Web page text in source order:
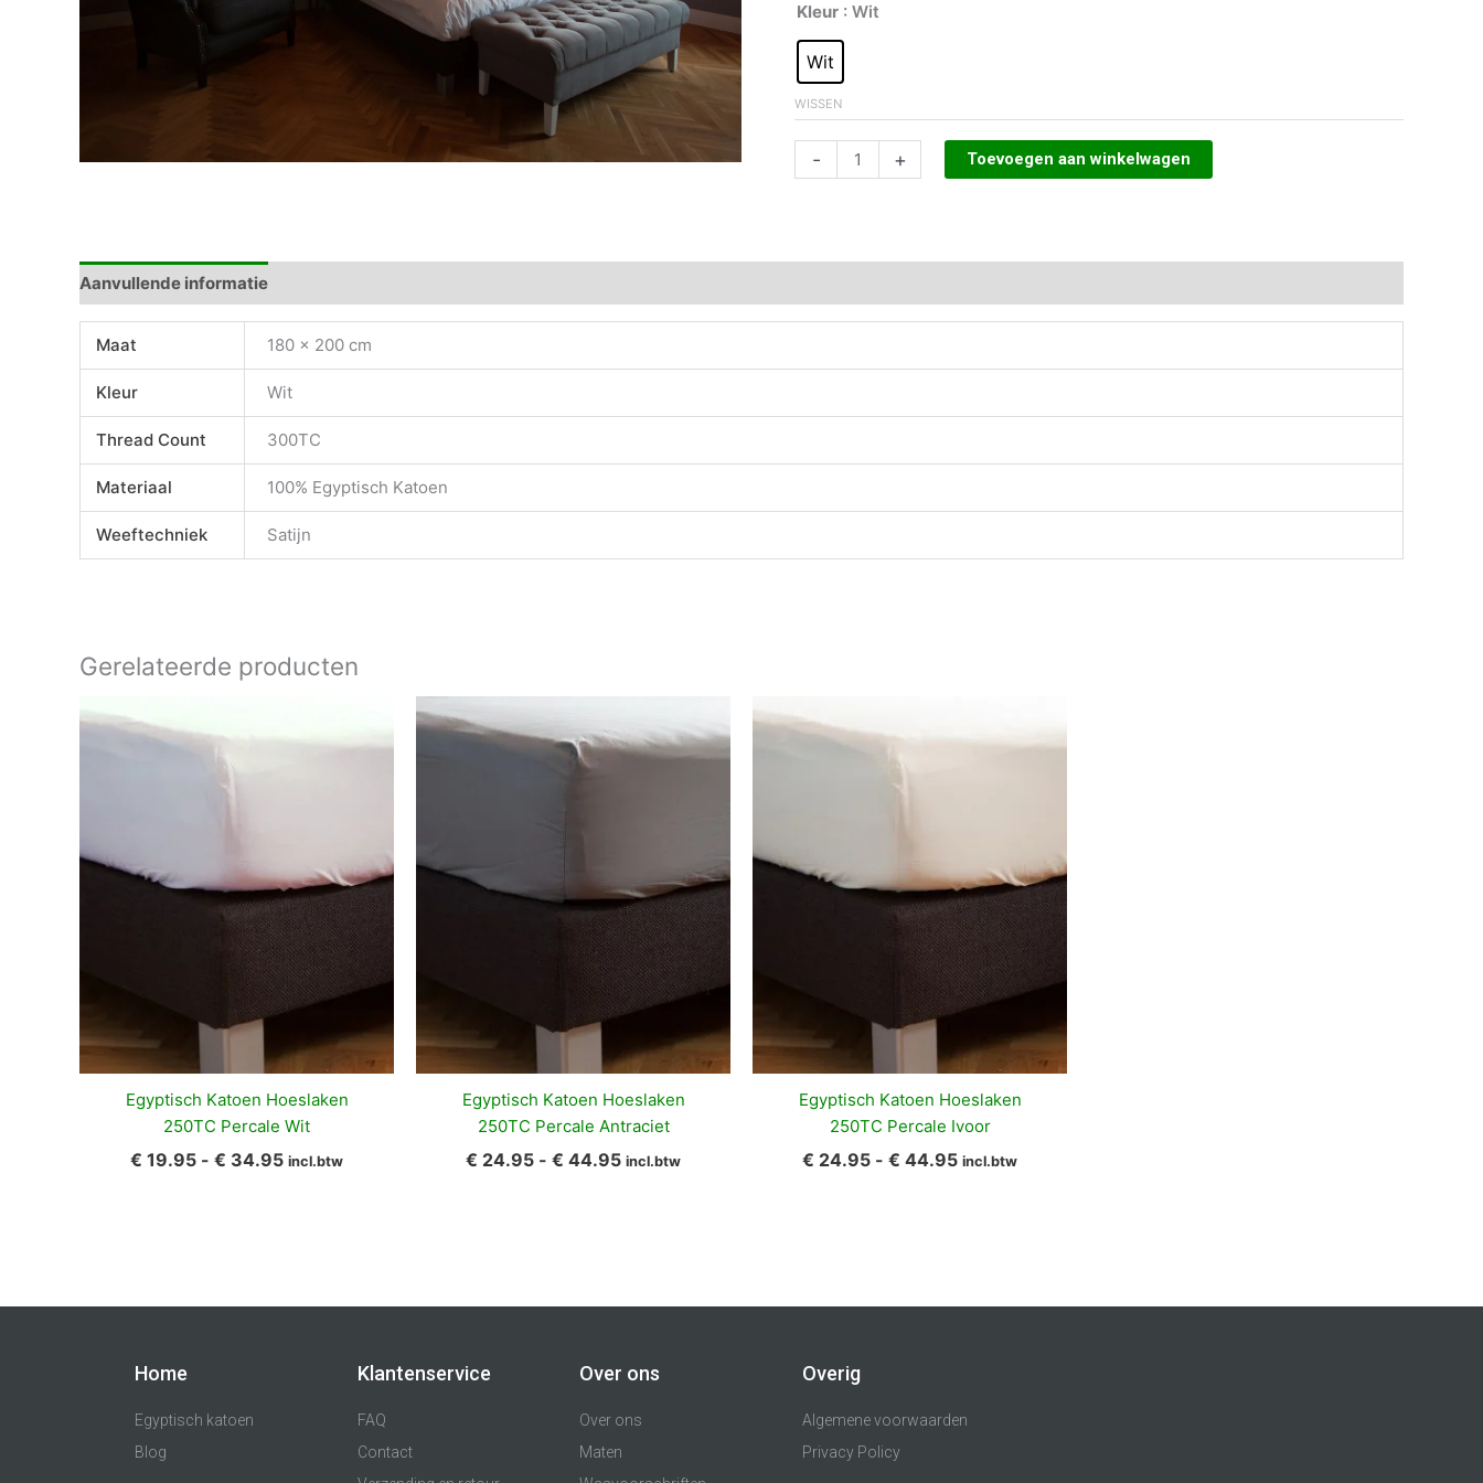
Kleur : Wit
Wit
WISSEN
- + Toevoegen aan winkelwagen
Aanvullende informatie
Maat 180 x 200 cm
Kleur Wit
Thread Count 300TC
Materiaal 100% Egyptisch Katoen
Weeftechniek Satijn
Gerelateerde producten
Egyptisch Katoen Hoeslaken
250TC Percale Wit
€ 19.95 - € 34.95 incl.btw
Egyptisch Katoen Hoeslaken
250TC Percale Antraciet
€ 24.95 - € 44.95
€ 24.95
tot
incl.btw
Egyptisch Katoen Hoeslaken
250TC Percale Ivoor
€ 24.95 - € 44.95 incl.btw
Home
Egyptisch katoen
Blog
Klantenservice
FAQ
Contact
Over ons
Over ons
Maten
Overig
Algemene voorwaarden
Privacy Policy